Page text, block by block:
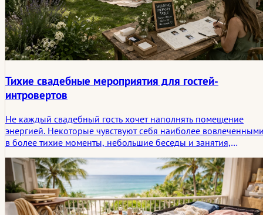
Тихие свадебные мероприятия для гостей-
интровертов
Не каждый свадебный гость хочет наполнять помещение
энергией. Некоторые чувствуют себя наиболее
в более тихие моменты, небольшие беседы и занятия,
рассматриваются продуманные свадебные активности для
гостей-интровертов и то, почему эти более тихие варианты
часто создают самые запоминающиеся истории.